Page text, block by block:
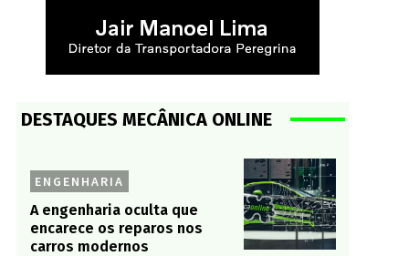
DESTAQUES MECÂNICA ONLINE
ENGENHARIA
A engenharia oculta que
encarece os reparos nos
carros modernos